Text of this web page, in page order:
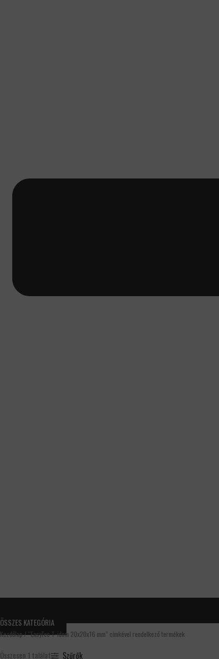
ÖSSZES KATEGÓRIA
Kezdőlap/ “EasyTec T-idom 20x20x16 mm” címkével rendelkező termékek
Összesen 1 találat Szűrők